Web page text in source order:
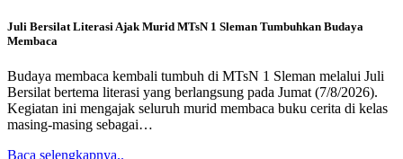
Juli Bersilat Literasi Ajak Murid MTsN 1 Sleman Tumbuhkan Budaya
Membaca
Budaya membaca kembali tumbuh di MTsN 1 Sleman melalui Juli
Bersilat bertema literasi yang berlangsung pada Jumat (7/8/2026).
Kegiatan ini mengajak seluruh murid membaca buku cerita di kelas
masing-masing sebagai…
Baca selengkapnya..